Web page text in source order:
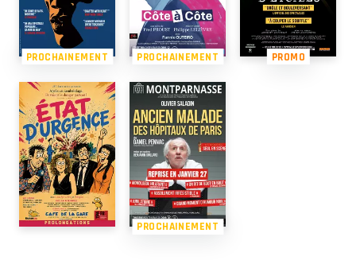
PROCHAINEMENT PROCHAINEMENT PROMO
PROCHAINEMENT